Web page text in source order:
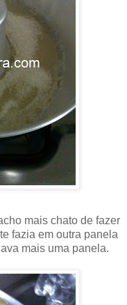
mais chato de fazer
fazia em outra panela
mais uma panela.